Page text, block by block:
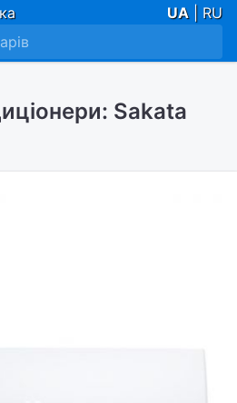
UA | RU
Sakata